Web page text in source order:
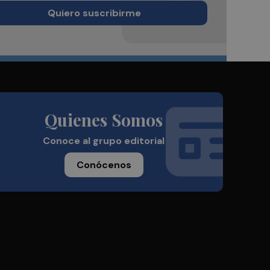
Quiero suscribirme
Quienes Somos
Conoce al grupo editorial
Conócenos